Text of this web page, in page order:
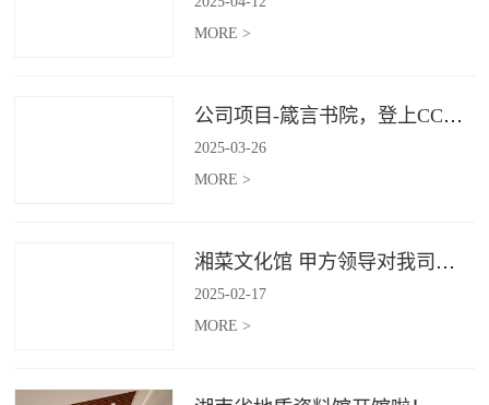
MORE >
公司项目-箴言书院，登上CCTV4《记住乡愁》
2025-03-26
MORE >
湘菜文化馆 甲方领导对我司授牌
2025-02-17
MORE >